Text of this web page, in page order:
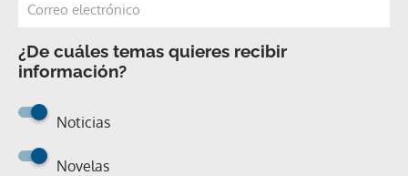
¿De cuáles temas quieres recibir
información?
Noticias
Novelas